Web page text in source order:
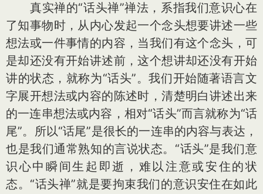
真实禅的“话头禅”禅法，系指我们意识心在
了知事物时，从内心发起一个念头想要讲述一些
想法或一件事情的内容，当我们有这个念头，可
是却还没有开始讲述前，这个想讲却还没有开始
讲的状态，就称为“话头”。我们开始随著语言文
字展开想法或内容的陈述时，清楚明白讲述出来
的一连串想法或内容，相对“话头”而言就称为“话
尾”。所以“话尾”是很长的一连串的内容与表达，
也是我们通常熟知的言说状态。“话头”是我们意
识心中瞬间生起即逝，难以注意或安住的状
态。“话头禅”就是要拘束我们的意识安住在如此